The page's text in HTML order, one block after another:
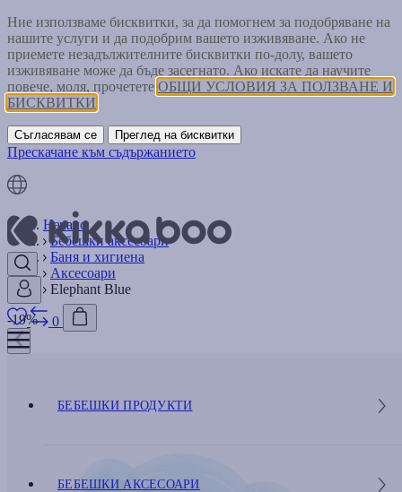
Ние използваме бисквитки, за да помогнем за подобряване на
нашите услуги и да подобрим вашето изживяване. Ако не
приемете незадължителните бисквитки по-долу, вашето
изживяване може да бъде засегнато. Ако искате да научите
повече, моля, прочетете ОБЩИ УСЛОВИЯ ЗА ПОЛЗВАНЕ И
БИСКВИТКИ
Съгласявам се Преглед на бисквитки
Прескачане към съдържанието
0
БЕБЕШКИ ПРОДУКТИ
БЕБЕШКИ АКСЕСОАРИ
Начало
Бебешки аксесоари
Баня и хигиена
Аксесоари
Elephant Blue
-19%